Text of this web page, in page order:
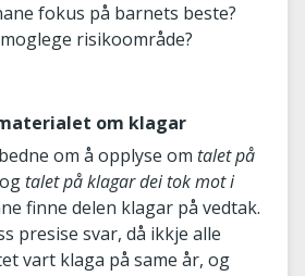
fokus på barnets beste?
risikoområde?
om klagar
om å opplyse om talet på
og talet på klagar dei tok mot i
finne delen klagar på vedtak.
presise svar, då ikkje alle
vart klaga på same år, og